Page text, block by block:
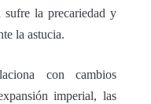
la precariedad y
la astucia.
con cambios
imperial, las